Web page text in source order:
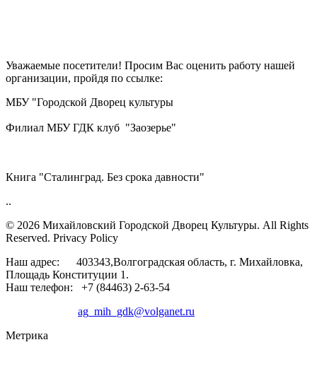
Уважаемые посетители! Просим Вас оценить работу нашей
организации, пройдя по ссылке:
МБУ "Городской Дворец культуры
Филиал МБУ ГДК клуб "Заозерье"
Книга "Сталинград. Без срока давности"
..
© 2026 Михайловский Городской Дворец Культуры. All Rights
Reserved. Privacy Policy
Наш адрес: 403343,Волгоградская область, г. Михайловка,
Площадь Конституции 1.
Наш телефон: +7 (84463) 2-63-54
ag_mih_gdk@volganet.ru
Метрика